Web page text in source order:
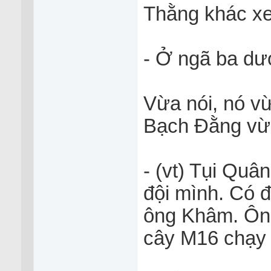
Thằng khác
- Ở ngã ba
Vừa nói, nó
Bạch Đằng
- (vt) Tụi
đội mình. Có
ông Khâm.
cây M16 chạy